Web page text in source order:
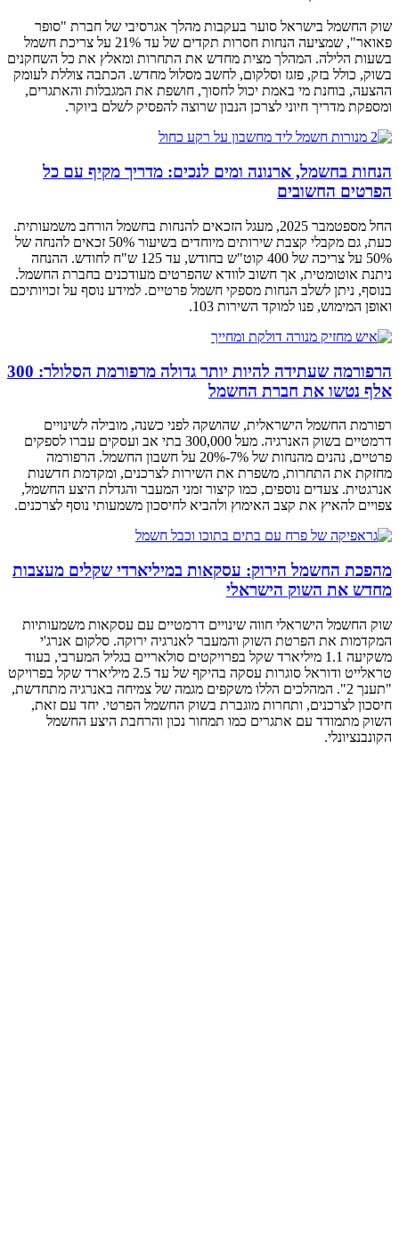
שוק החשמל בישראל סוער בעקבות מהלך אגרסיבי של חברת "סופר
פאואר", שמציעה הנחות חסרות תקדים של עד 21% על צריכת חשמל
בשעות הלילה. המהלך מצית מחדש את התחרות ומאלץ את כל השחקנים
בשוק, כולל בזק, פזגז וסלקום, לחשב מסלול מחדש. הכתבה צוללת לעומק
ההצעה, בוחנת מי באמת יכול לחסוך, חושפת את המגבלות והאתגרים,
ומספקת מדריך חיוני לצרכן הנבון שרוצה להפסיק לשלם ביוקר.
הנחות בחשמל, ארנונה ומים לנכים: מדריך מקיף עם כל
הפרטים החשובים
החל מספטמבר 2025, מעגל הזכאים להנחות בחשמל הורחב משמעותית.
כעת, גם מקבלי קצבת שירותים מיוחדים בשיעור 50% זכאים להנחה של
50% על צריכה של 400 קוט"ש בחודש, עד 125 ש"ח לחודש. ההנחה
ניתנת אוטומטית, אך חשוב לוודא שהפרטים מעודכנים בחברת החשמל.
בנוסף, ניתן לשלב הנחות מספקי חשמל פרטיים. למידע נוסף על זכויותיכם
ואופן המימוש, פנו למוקד השירות 103.
הרפורמה שעתידה להיות יותר גדולה מרפורמת הסלולר: 300
אלף נטשו את חברת החשמל
רפורמת החשמל הישראלית, שהושקה לפני כשנה, מובילה לשינויים
דרמטיים בשוק האנרגיה. מעל 300,000 בתי אב ועסקים עברו לספקים
פרטיים, נהנים מהנחות של 7%-20% על חשבון החשמל. הרפורמה
מחזקת את התחרות, משפרת את השירות לצרכנים, ומקדמת חדשנות
אנרגטית. צעדים נוספים, כמו קיצור זמני המעבר והגדלת היצע החשמל,
צפויים להאיץ את קצב האימוץ ולהביא לחיסכון משמעותי נוסף לצרכנים.
מהפכת החשמל הירוק: עסקאות במיליארדי שקלים מעצבות
מחדש את השוק הישראלי
שוק החשמל הישראלי חווה שינויים דרמטיים עם עסקאות משמעותיות
המקדמות את הפרטת השוק והמעבר לאנרגיה ירוקה. סלקום אנרג'י
משקיעה 1.1 מיליארד שקל בפרויקטים סולאריים בגליל המערבי, בעוד
טראלייט ודוראל סוגרות עסקה בהיקף של עד 2.5 מיליארד שקל בפרויקט
"תענך 2". המהלכים הללו משקפים מגמה של צמיחה באנרגיה מתחדשת,
חיסכון לצרכנים, ותחרות מוגברת בשוק החשמל הפרטי. יחד עם זאת,
השוק מתמודד עם אתגרים כמו תמחור נכון והרחבת היצע החשמל
הקונבנציונלי.